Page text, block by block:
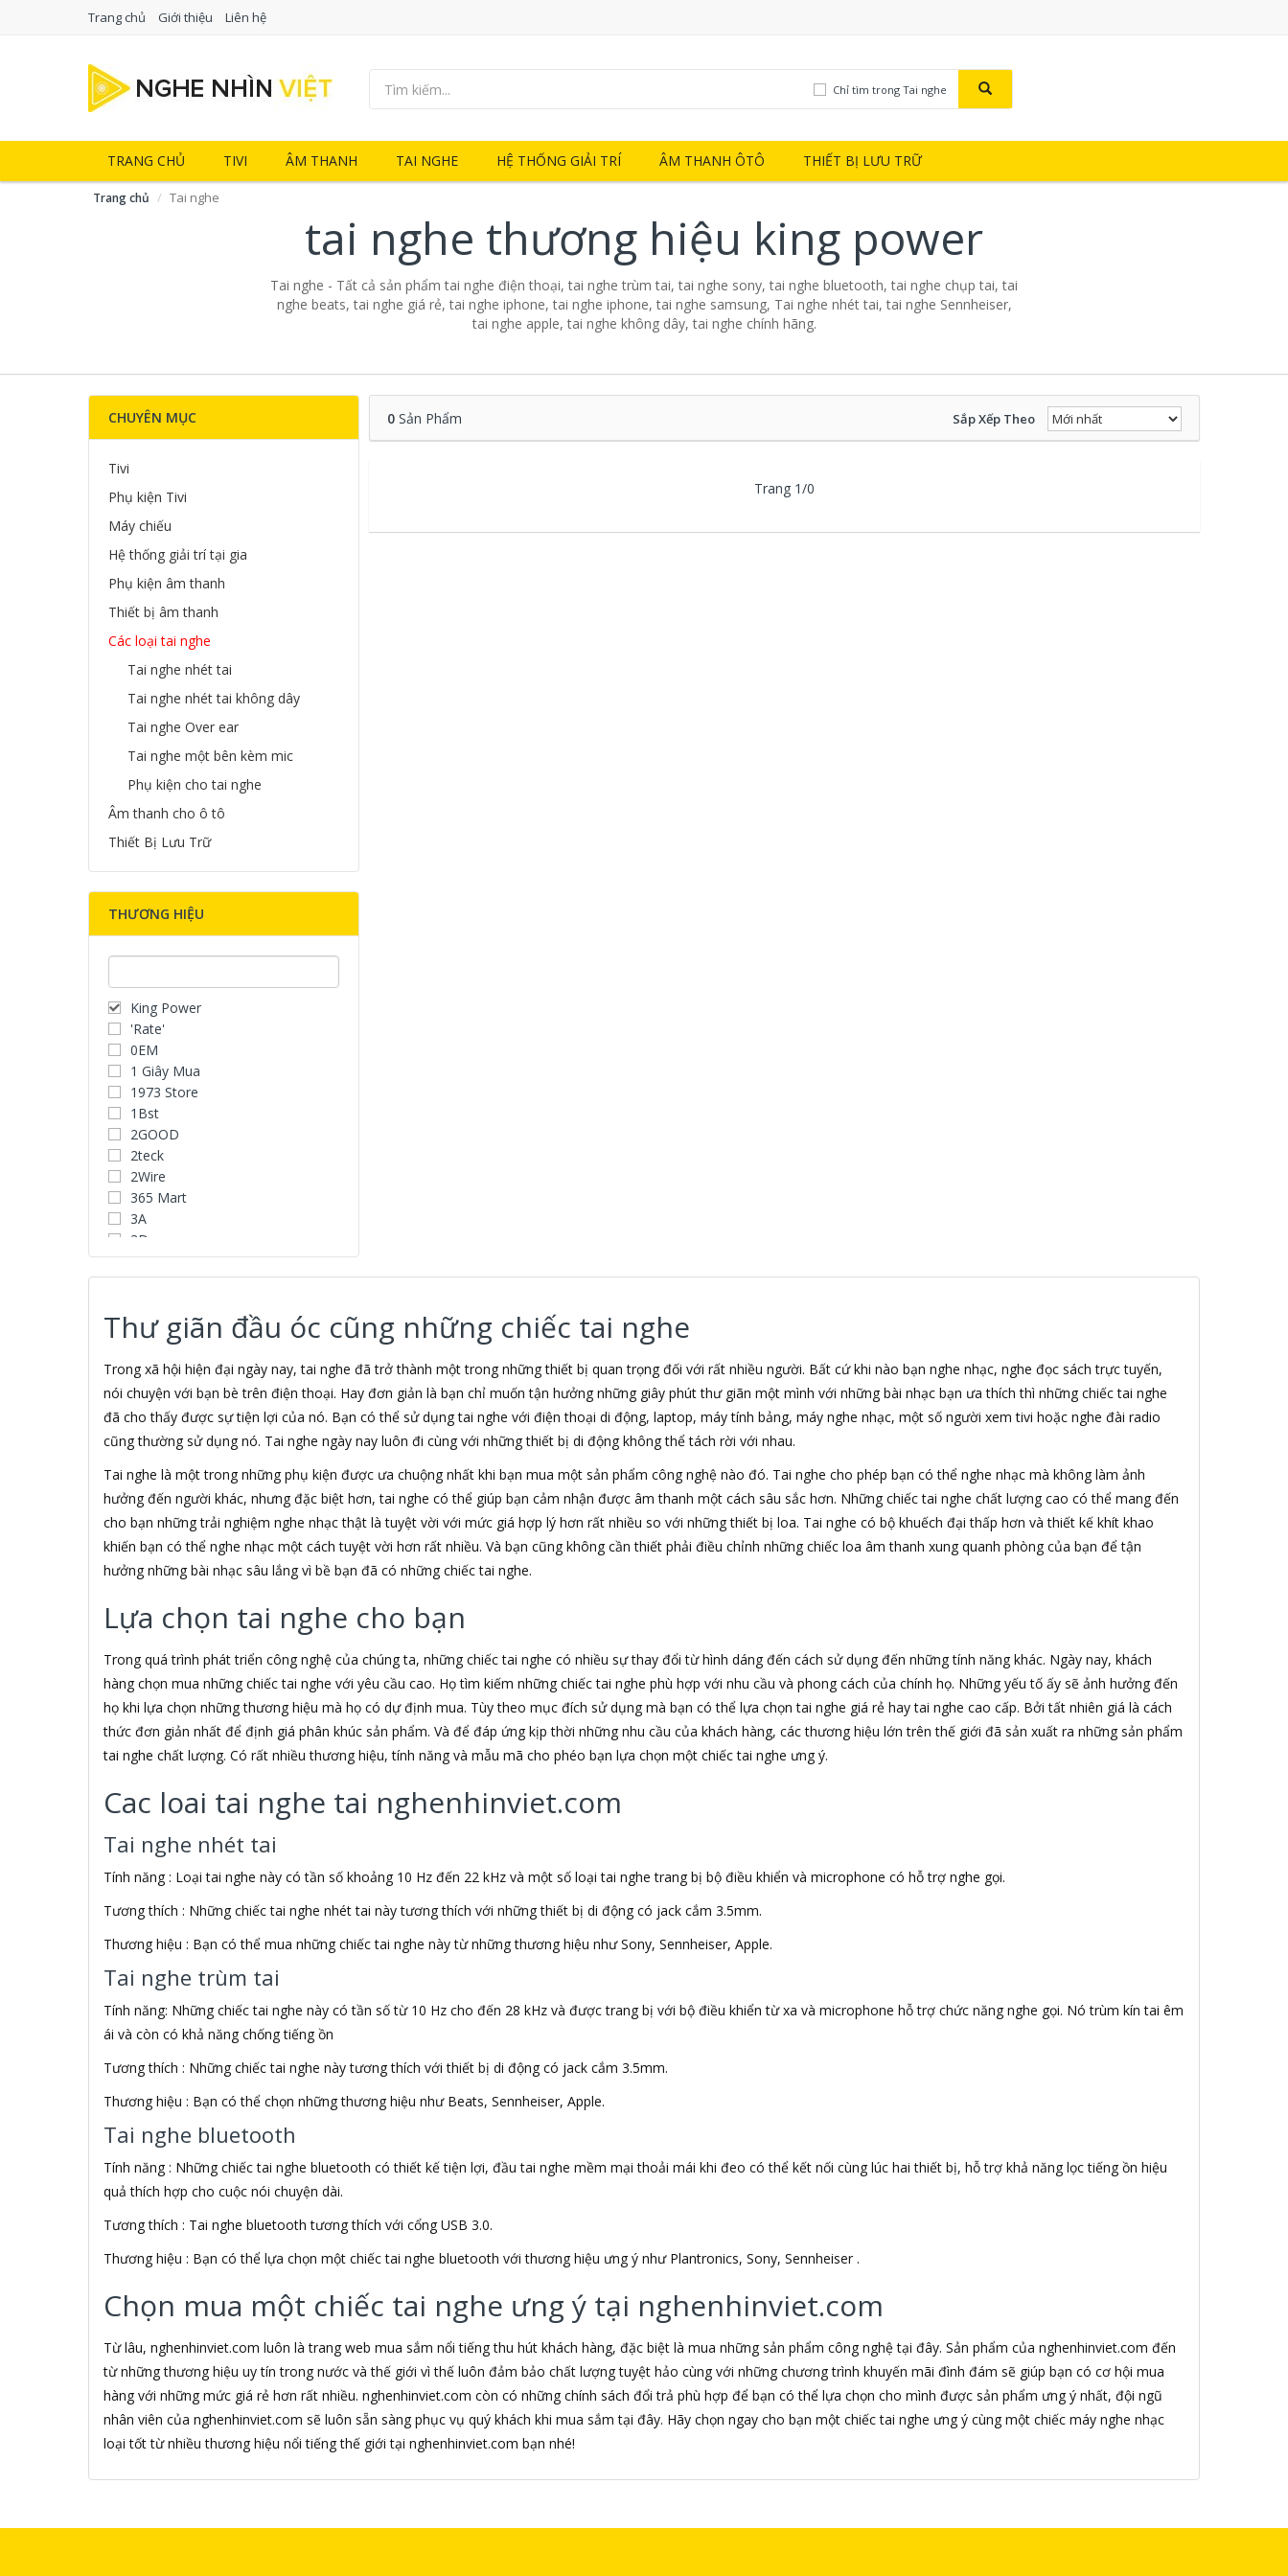
Trang chủ Giới thiệu Liên hệ
Chỉ tìm trong Tai nghe
TRANG CHỦ TIVI ÂM THANH TAI NGHE HỆ THỐNG GIẢI TRÍ ÂM THANH ÔTÔ THIẾT BỊ LƯU TRỮ
Trang chủ Tai nghe
tai nghe thương hiệu king power
Tai nghe - Tất cả sản phẩm tai nghe điện thoại, tai nghe trùm tai, tai nghe sony, tai nghe bluetooth, tai nghe chụp tai, tai
nghe beats, tai nghe giá rẻ, tai nghe iphone, tai nghe iphone, tai nghe samsung, Tai nghe nhét tai, tai nghe Sennheiser,
tai nghe apple, tai nghe không dây, tai nghe chính hãng.
CHUYÊN MỤC
Tivi
Phụ kiện Tivi
Máy chiếu
Hệ thống giải trí tại gia
Phụ kiện âm thanh
Thiết bị âm thanh
Các loại tai nghe
Tai nghe nhét tai
Tai nghe nhét tai không dây
Tai nghe Over ear
Tai nghe một bên kèm mic
Phụ kiện cho tai nghe
Âm thanh cho ô tô
Thiết Bị Lưu Trữ
THƯƠNG HIỆU
King Power
'Rate'
0EM
1 Giây Mua
1973 Store
1Bst
2GOOD
2teck
2Wire
365 Mart
3A
3D
3D Water Speaker
3Dconnexion
3S
5A systems
7Gift Shop
A 100+
A Clock
AAD
ABCNOVEL
ABN
ACASIS
ACCESS
Accessorize
Acer
ACNES
ACOUSTIC ENERGY
AD
ADATA
ADATA USA
ADDLOGIX
AFOX
Ai Home
Aiborg
Aibot
AIPTEK
Air Mouse
Airmouse
AIRPORT
AKAI
Aker
AKG
Akino
AKIRA
Akus
Alctron
Alfa Romeo
ALGOZ
Allen Heath
ALLOYSEED
Alphun
Alps
AMAZON
AmazonBasics
AMD
Ami
Amkov
AMP
AMPED WIRELESS
0Sản Phẩm Sắp Xếp Theo
Trang 1/0
Thư giãn đầu óc cũng những chiếc tai nghe
Trong xã hội hiện đại ngày nay, tai nghe đã trở thành một trong những thiết bị quan trọng đối với rất nhiều người. Bất cứ khi nào bạn nghe nhạc, nghe đọc sách trực tuyến,
nói chuyện với bạn bè trên điện thoại. Hay đơn giản là bạn chỉ muốn tận hưởng những giây phút thư giãn một mình với những bài nhạc bạn ưa thích thì những chiếc tai nghe
đã cho thấy được sự tiện lợi của nó. Bạn có thể sử dụng tai nghe với điện thoại di động, laptop, máy tính bảng, máy nghe nhạc, một số người xem tivi hoặc nghe đài radio
cũng thường sử dụng nó. Tai nghe ngày nay luôn đi cùng với những thiết bị di động không thể tách rời với nhau.
Tai nghe là một trong những phụ kiện được ưa chuộng nhất khi bạn mua một sản phẩm công nghệ nào đó. Tai nghe cho phép bạn có thể nghe nhạc mà không làm ảnh
hưởng đến người khác, nhưng đặc biệt hơn, tai nghe có thể giúp bạn cảm nhận được âm thanh một cách sâu sắc hơn. Những chiếc tai nghe chất lượng cao có thể mang đến
cho bạn những trải nghiệm nghe nhạc thật là tuyệt vời với mức giá hợp lý hơn rất nhiều so với những thiết bị loa. Tai nghe có bộ khuếch đại thấp hơn và thiết kế khít khao
khiến bạn có thể nghe nhạc một cách tuyệt vời hơn rất nhiều. Và bạn cũng không cần thiết phải điều chỉnh những chiếc loa âm thanh xung quanh phòng của bạn để tận
hưởng những bài nhạc sâu lắng vì bề bạn đã có những chiếc tai nghe.
Lựa chọn tai nghe cho bạn
Trong quá trình phát triển công nghệ của chúng ta, những chiếc tai nghe có nhiều sự thay đổi từ hình dáng đến cách sử dụng đến những tính năng khác. Ngày nay, khách
hàng chọn mua những chiếc tai nghe với yêu cầu cao. Họ tìm kiếm những chiếc tai nghe phù hợp với nhu cầu và phong cách của chính họ. Những yếu tố ấy sẽ ảnh hưởng đến
họ khi lựa chọn những thương hiệu mà họ có dự định mua. Tùy theo mục đích sử dụng mà bạn có thể lựa chọn tai nghe giá rẻ hay tai nghe cao cấp. Bởi tất nhiên giá là cách
thức đơn giản nhất để định giá phân khúc sản phẩm. Và để đáp ứng kịp thời những nhu cầu của khách hàng, các thương hiệu lớn trên thế giới đã sản xuất ra những sản phẩm
tai nghe chất lượng. Có rất nhiều thương hiệu, tính năng và mẫu mã cho phéo bạn lựa chọn một chiếc tai nghe ưng ý.
Cac loai tai nghe tai nghenhinviet.com
Tai nghe nhét tai
Tính năng : Loại tai nghe này có tần số khoảng 10 Hz đến 22 kHz và một số loại tai nghe trang bị bộ điều khiển và microphone có hỗ trợ nghe gọi.
Tương thích : Những chiếc tai nghe nhét tai này tương thích với những thiết bị di động có jack cắm 3.5mm.
Thương hiệu : Bạn có thể mua những chiếc tai nghe này từ những thương hiệu như Sony, Sennheiser, Apple.
Tai nghe trùm tai
Tính năng: Những chiếc tai nghe này có tần số từ 10 Hz cho đến 28 kHz và được trang bị với bộ điều khiển từ xa và microphone hỗ trợ chức năng nghe gọi. Nó trùm kín tai êm
ái và còn có khả năng chống tiếng ồn
Tương thích : Những chiếc tai nghe này tương thích với thiết bị di động có jack cắm 3.5mm.
Thương hiệu : Bạn có thể chọn những thương hiệu như Beats, Sennheiser, Apple.
Tai nghe bluetooth
Tính năng : Những chiếc tai nghe bluetooth có thiết kế tiện lợi, đầu tai nghe mềm mại thoải mái khi đeo có thể kết nối cùng lúc hai thiết bị, hỗ trợ khả năng lọc tiếng ồn hiệu
quả thích hợp cho cuộc nói chuyện dài.
Tương thích : Tai nghe bluetooth tương thích với cổng USB 3.0.
Thương hiệu : Bạn có thể lựa chọn một chiếc tai nghe bluetooth với thương hiệu ưng ý như Plantronics, Sony, Sennheiser .
Chọn mua một chiếc tai nghe ưng ý tại nghenhinviet.com
Từ lâu, nghenhinviet.com luôn là trang web mua sắm nổi tiếng thu hút khách hàng, đặc biệt là mua những sản phẩm công nghệ tại đây. Sản phẩm của nghenhinviet.com đến
từ những thương hiệu uy tín trong nước và thế giới vì thế luôn đảm bảo chất lượng tuyệt hảo cùng với những chương trình khuyến mãi đình đám sẽ giúp bạn có cơ hội mua
hàng với những mức giá rẻ hơn rất nhiều. nghenhinviet.com còn có những chính sách đổi trả phù hợp để bạn có thể lựa chọn cho mình được sản phẩm ưng ý nhất, đội ngũ
nhân viên của nghenhinviet.com sẽ luôn sẵn sàng phục vụ quý khách khi mua sắm tại đây. Hãy chọn ngay cho bạn một chiếc tai nghe ưng ý cùng một chiếc máy nghe nhạc
loại tốt từ nhiều thương hiệu nổi tiếng thế giới tại nghenhinviet.com bạn nhé!